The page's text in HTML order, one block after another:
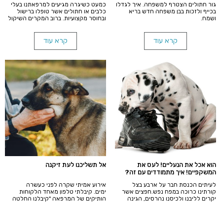
גור חתולים הצטרף למשפחה. איך לגדלו
בכייף ולזכות בבן משפחה חדש בריא
ושמח.
קרא עוד
כמעט כשיגרה מגיעים למרפאתנו בעלי
כלבים או חתולים אשר טופלו ברישול
ובחוסר מקצועיות. ברוב המקרים השיקול
הצער והסבל שנגרם לחיה ההוצאות
הכספיות מוכפלות וגם יותר.
קרא עוד
הוא אכל את הנעליים! לעס את
המשקפיים! איך מתמודדים עם זה?
לעיתים הכנסת חבר על ארבע בצל
קורתינו כרוכה במפח נפש.חפצים אשר
יקרים לליבנו ולכיסנו נהרסים, הגינה
אל תשליכנו לעת זיקנה
אירוע אמיתי שקרה לפני כעשרה
ימים. קיבלתי טלפון מאחד הלקוחות
הותיקים של המרפאה "קיבלנו החלטה